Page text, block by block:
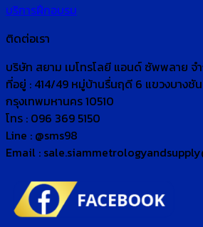
บริการฝึกอบรม
ติดต่อเรา
บริษัท สยาม เมโทรโลยี แอนด์ ซัพพลาย จ
ที่อยู่ : 414/49 หมู่บ้านรื่นฤดี 6 แขวงบางชั
กรุงเทพมหานคร 10510
โทร : 096 369 5150
Line : @sms98
Email :